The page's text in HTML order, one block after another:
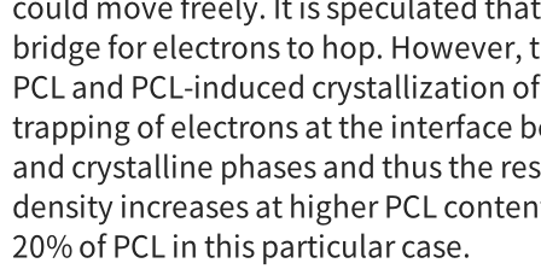
bridge for electrons to hop. However,
PCL and PCL-induced crystallization
trapping of electrons at the interface
and crystalline phases and thus the
density increases at higher PCL
20% of PCL in this particular case.